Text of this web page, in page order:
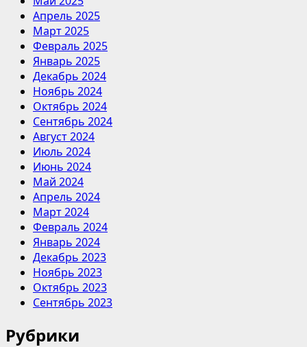
Апрель 2025
Март 2025
Февраль 2025
Январь 2025
Декабрь 2024
Ноябрь 2024
Октябрь 2024
Сентябрь 2024
Август 2024
Июль 2024
Июнь 2024
Май 2024
Апрель 2024
Март 2024
Февраль 2024
Январь 2024
Декабрь 2023
Ноябрь 2023
Октябрь 2023
Сентябрь 2023
Рубрики